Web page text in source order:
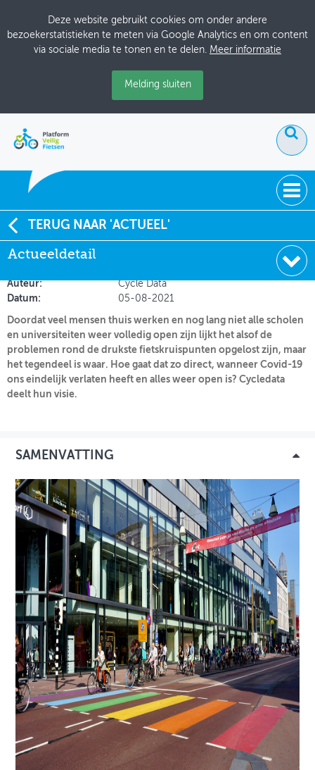
Deze website gebruikt cookies om onder andere
bezoekerstatistieken te meten via Google Analytics en om content
via sociale media te tonen en te delen. Meer informatie
Melding sluiten
ACTUEEL
DOSSIERS
BIJEENKOMSTEN
ONTWERPERSCAFÉ
INLOGGEN
TERUG NAAR 'ACTUEEL'
Actueeldetail
Hoe veilig zijn de fietspaden na Covid-19?
Auteur:
Cycle Data
Datum:
05-08-2021
Doordat veel mensen thuis werken en nog lang niet alle scholen
en universiteiten weer volledig open zijn lijkt het alsof de
problemen rond de drukste fietskruispunten opgelost zijn, maar
het tegendeel is waar. Hoe gaat dat zo direct, wanneer Covid-19
ons eindelijk verlaten heeft en alles weer open is? Cycledata
deelt hun visie.
SAMENVATTING